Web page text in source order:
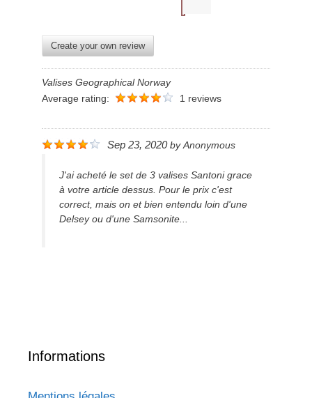
Create your own review
Valises Geographical Norway
Average rating:
1 reviews
Sep 23, 2020byAnonymous
J'ai acheté le set de 3 valises Santoni grace
à votre article dessus. Pour le prix c'est
correct, mais on et bien entendu loin d'une
Delsey ou d'une Samsonite...
Informations